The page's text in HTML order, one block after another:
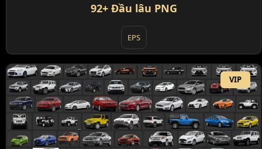
92+ Đầu lâu PNG
EPS
VIP